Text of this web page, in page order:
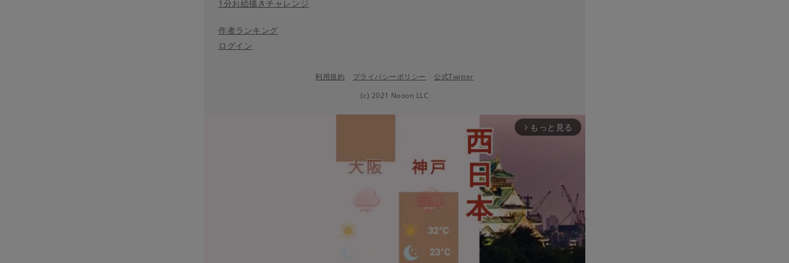
1分お絵描きチャレンジ
作者ランキング
ログイン
利用規約 プライバシーポリシー
公式Twitter
(c) 2021 Nooon LLC
arrow_forward_ios もっと見る